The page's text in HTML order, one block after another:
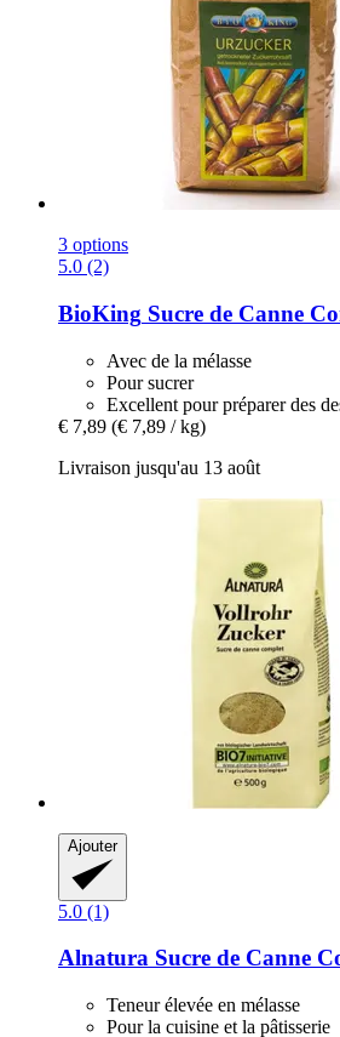
3 options
5.0 (2)
BioKing Sucre de Canne
Avec de la mélasse
Pour sucrer
Excellent pour préparer des
€ 7,89 (€ 7,89 / kg)
Livraison jusqu'au 13 août
Ajouter
5.0 (1)
Alnatura Sucre de Canne
Teneur élevée en mélasse
Pour la cuisine et la pâtisserie